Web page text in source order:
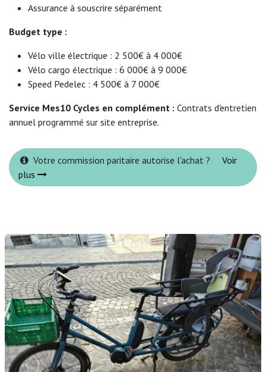
Assurance à souscrire séparément
Budget type :
Vélo ville électrique : 2 500€ à 4 000€
Vélo cargo électrique : 6 000€ à 9 000€
Speed Pedelec : 4 500€ à 7 000€
Service Mes10 Cycles en complément : Contrats d'entretien
annuel programmé sur site entreprise.
Votre commission paritaire autorise l'achat ? Voir
plus